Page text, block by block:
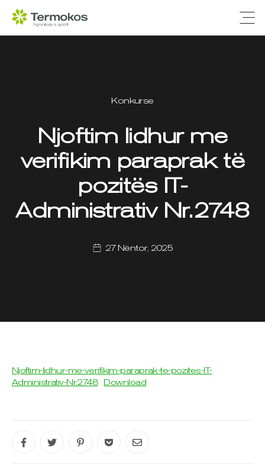
Konkurse
Njoftim lidhur me
verifikim paraprak të
pozitës IT-
Administrativ Nr.2748
27 Nëntor, 2025
Njoftim-lidhur-me-verifikim-paraprak-te-pozites-IT-
Administrativ-Nr.2748 Download